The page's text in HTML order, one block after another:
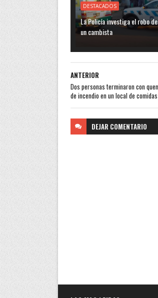
DESTACADOS
La Policía investiga el robo
un cambista
ANTERIOR
Dos personas terminaron con
de incendio en un local de
DEJAR COMENTARIO